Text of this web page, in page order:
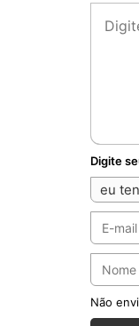
Digite
eu
Não